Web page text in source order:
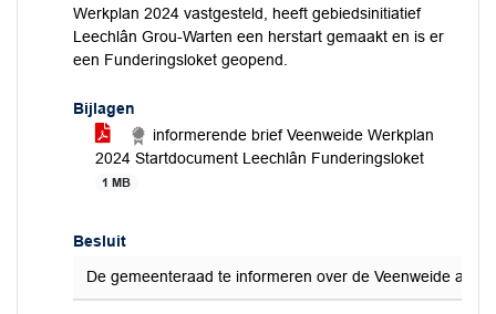
Werkplan 2024 vastgesteld, heeft gebiedsinitiatief
Leechlân Grou-Warten een herstart gemaakt en is er
een Funderingsloket geopend.
Bijlagen
informerende brief Veenweide Werkplan
2024 Startdocument Leechlân Funderingsloket
1 MB
Besluit
De gemeenteraad te informeren over de Veenweide